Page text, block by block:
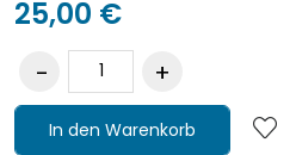
25,00 €
In den Warenkorb